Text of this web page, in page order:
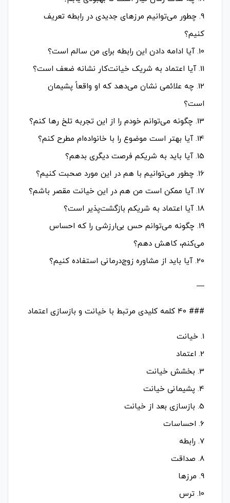
9. چطور می‌توانیم مرزهای جدیدی در رابطه تعریف
کنیم؟
10. آیا ادامه دادن این رابطه برای من سالم است؟
11. آیا اعتماد به شریک خیانت‌کار نشانه ضعف است؟
12. چه علائمی نشان می‌دهد که او واقعاً پشیمان
است؟
13. چگونه می‌توانم خودم را از این تجربه تلخ رها کنم؟
14. آیا بهتر است موضوع را با خانواده‌ام مطرح کنم؟
15. آیا باید به شریکم فرصت دیگری بدهم؟
16. چطور می‌توانیم با هم در این مورد صحبت کنیم؟
17. آیا ممکن است من هم در این خیانت مقصر باشم؟
18. آیا اعتماد به شریکم بازگشت‌پذیر است؟
19. چگونه می‌توانم حس بی‌ارزشی را که احساس
می‌کنم، کاهش دهم؟
20. آیا باید از مشاوره زوج‌درمانی استفاده کنیم؟
—
### ۴۰ کلمه کلیدی مرتبط با خیانت و بازسازی اعتماد
1. خیانت
2. اعتماد
3. بخشش خیانت
4. پشیمانی خیانت
5. بازسازی بعد از خیانت
6. احساسات
7. رابطه
8. صداقت
9. مرزها
10. ترس